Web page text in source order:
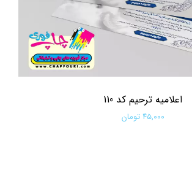
اعلامیه ترحیم کد 110
۴۵,۰۰۰ تومان